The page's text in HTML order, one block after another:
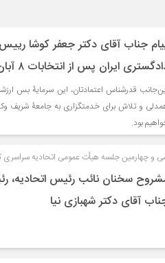
جناب آقای دکتر جعفر کوشا
ایران پس از انتخابات ۸ آبان ۹۹
قدرشناس اعتمادتان، این سرمايۀ بس
و تلاش براى خدمتگزارى به جامعۀ شریف
بود.
و چهارمین جلسه هیأت عمومی اتحادیه سراسری
سخنان نائب رئیس اتحادیه،
آقای دکتر شهبازی نیا